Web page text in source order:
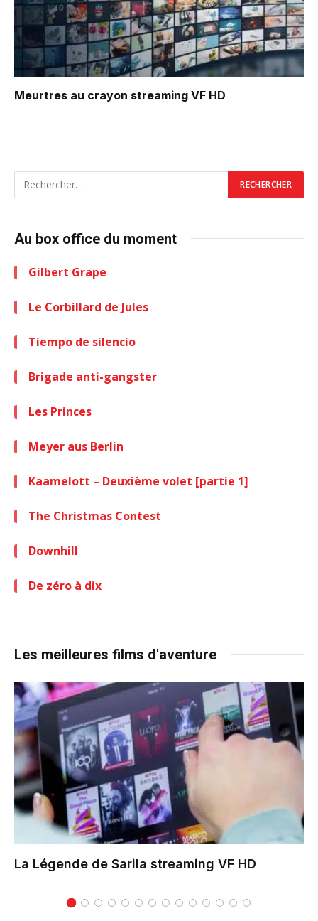
Meurtres au crayon streaming VF HD
Au box office du moment
Gilbert Grape
Le Corbillard de Jules
Tiempo de silencio
Brigade anti-gangster
Les Princes
Meyer aus Berlin
Kaamelott – Deuxième volet [partie 1]
The Christmas Contest
Downhill
De zéro à dix
Les meilleures films d'aventure
La Légende de Sarila streaming VF HD